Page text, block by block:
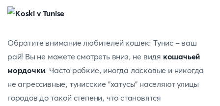
Обратите внимание любителей кошек: Тунис - ваш
рай! Вы не можете смотреть вниз, не видя кошачьей
мордочки. Часто робкие, иногда ласковые и никогда
не агрессивные, тунисские "хатусы" населяют улицы
городов до такой степени, что становятся